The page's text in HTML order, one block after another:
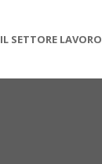
IL SETTORE LAVORO